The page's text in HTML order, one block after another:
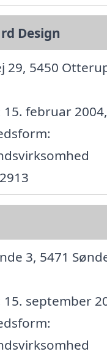
Design
29, 5450
februar 2004,
3, 5471
september